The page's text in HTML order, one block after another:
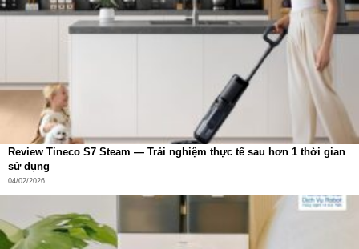
Review Tineco S7 Steam — Trải nghiệm thực tế sau hơn 1 thời gian
sử dụng
04/02/2026